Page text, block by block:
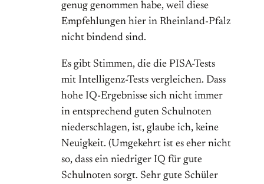
genug genommen habe, weil diese
Empfehlungen hier in Rheinland-Pfalz
nicht bindend sind.
Es gibt Stimmen, die die PISA-Tests
mit Intelligenz-Tests vergleichen. Dass
hohe IQ-Ergebnisse sich nicht immer
in entsprechend guten Schulnoten
niederschlagen, ist, glaube ich, keine
Neuigkeit. (Umgekehrt ist es eher nicht
so, dass ein niedriger IQ für gute
Schulnoten sorgt. Sehr gute Schüler